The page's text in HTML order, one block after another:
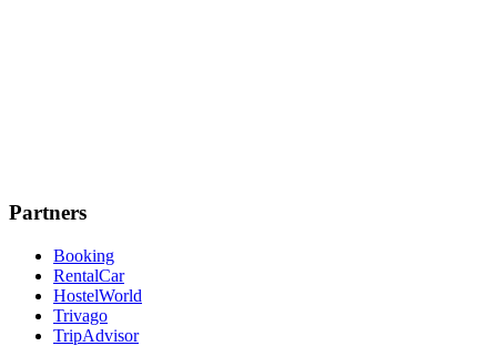
Partners
Booking
RentalCar
HostelWorld
Trivago
TripAdvisor